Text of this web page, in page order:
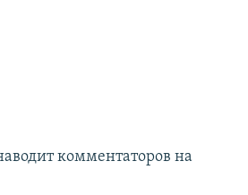
комментаторов на